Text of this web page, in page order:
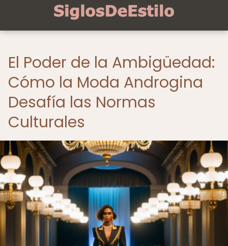
El Poder de la Ambigüedad:
Cómo la Moda Androgina
Desafía las Normas
Culturales